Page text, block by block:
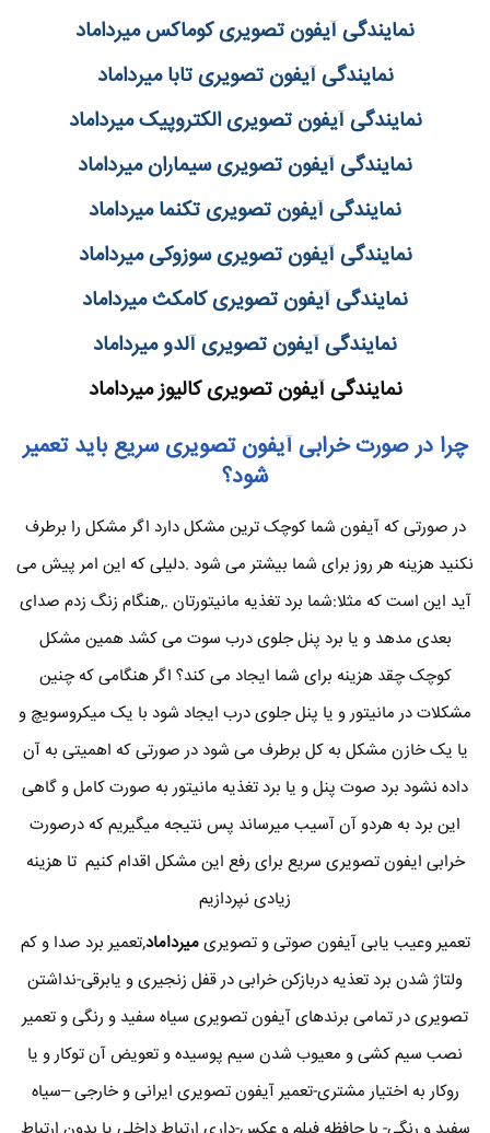
نمایندگی آیفون تصویری کوماکس میرداماد
نمایندگی آیفون تصویری تابا میرداماد
نمایندگی آیفون تصویری الکتروپیک میرداماد
نمایندگی آیفون تصویری سیماران میرداماد
نمایندگی آیفون تصویری تکنما میرداماد
نمایندگی آیفون تصویری سوزوکی میرداماد
نمایندگی آیفون تصویری کامکث میرداماد
نمایندگی آیفون تصویری آلدو میرداماد
نمایندگی آیفون تصویری کالیوز میرداماد
چرا در صورت خرابی آیفون تصویری سریع باید تعمیر
شود؟
در صورتی که آیفون شما کوچک ترین مشکل دارد اگر مشکل را برطرف
نکنید هزینه هر روز برای شما بیشتر می شود .دلیلی که این امر پیش می
آید این است که مثلا:شما برد تغذیه مانیتورتان .,هنگام زنگ زدم صدای
بعدی مدهد و یا برد پنل جلوی درب سوت می کشد همین مشکل
کوچک چقد هزینه برای شما ایجاد می کند؟ اگر هنگامی که چنین
مشکلات در مانیتور و یا پنل جلوی درب ایجاد شود با یک میکروسویچ و
یا یک خازن مشکل به کل برطرف می شود در صورتی که اهمیتی به آن
داده نشود برد صوت پنل و یا برد تغذیه مانیتور به صورت کامل و گاهی
این برد به هردو آن آسیب میرساند پس نتیجه میگیریم که درصورت
خرابی ایفون تصویری سریع برای رفع این مشکل اقدام کنیم تا هزینه
زیادی نپردازیم
تعمیر وعیب یابی آیفون صوتی و تصویریمیرداماد,تعمیر برد صدا و کم
ولتاژ شدن برد تعذیه دربازکن خرابی در قفل زنجیری و یابرقی-نداشتن
تصویری در تمامی برندهای آیفون تصویری سیاه سفید و رنگی و تعمیر
نصب سیم کشی و معیوب شدن سیم پوسیده و تعویض آن توکار و یا
روکار به اختیار مشتری-تعمیر آیفون تصویری ایرانی و خارجی –سیاه